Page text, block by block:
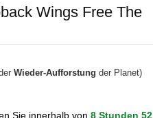
Wings Free The
Wieder-Aufforstung der Planet)
Sie innerhalb von 8 Stunden 52